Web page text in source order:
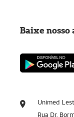
Unimed
Rua Dr.
Baixe